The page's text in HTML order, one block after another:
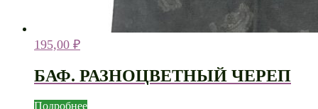
195,00 ₽
БАФ. РАЗНОЦВЕТНЫЙ ЧЕРЕП
Подробнее